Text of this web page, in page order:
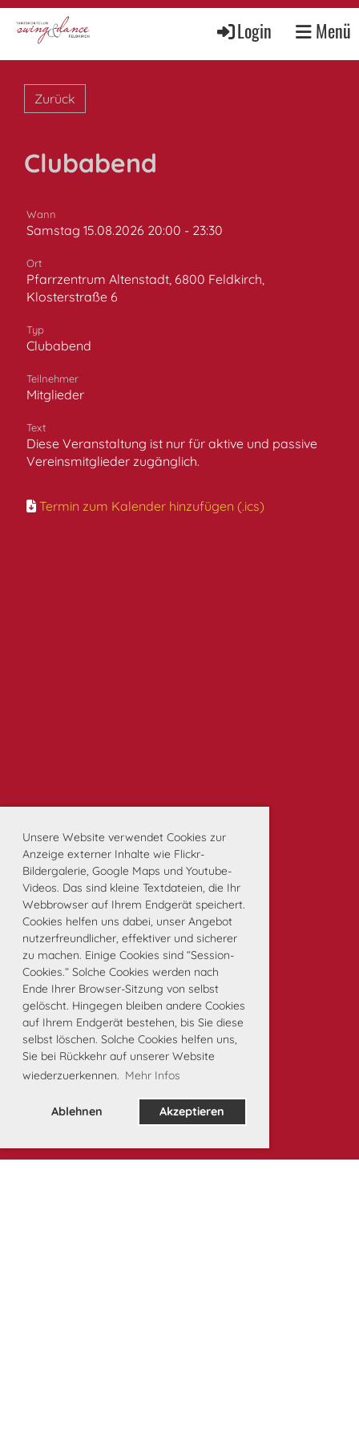
Unsere Website verwendet Cookies zur
Anzeige externer Inhalte wie Flickr-
Bildergalerie, Google Maps und Youtube-
Videos. Das sind kleine Textdateien, die Ihr
Webbrowser auf Ihrem Endgerät speichert.
Cookies helfen uns dabei, unser Angebot
nutzerfreundlicher, effektiver und sicherer
zu machen. Einige Cookies sind “Session-
Cookies.” Solche Cookies werden nach
Ende Ihrer Browser-Sitzung von selbst
gelöscht. Hingegen bleiben andere Cookies
auf Ihrem Endgerät bestehen, bis Sie diese
selbst löschen. Solche Cookies helfen uns,
Sie bei Rückkehr auf unserer Website
wiederzuerkennen. Mehr Infos
Ablehnen Akzeptieren
Login Menü
Zurück
Clubabend
Wann
Samstag 15.08.2026 20:00 - 23:30
Ort
Pfarrzentrum Altenstadt, 6800 Feldkirch,
Klosterstraße 6
Typ
Clubabend
Teilnehmer
Mitglieder
Text
Diese Veranstaltung ist nur für aktive und passive
Vereinsmitglieder zugänglich.
Termin zum Kalender hinzufügen (.ics)